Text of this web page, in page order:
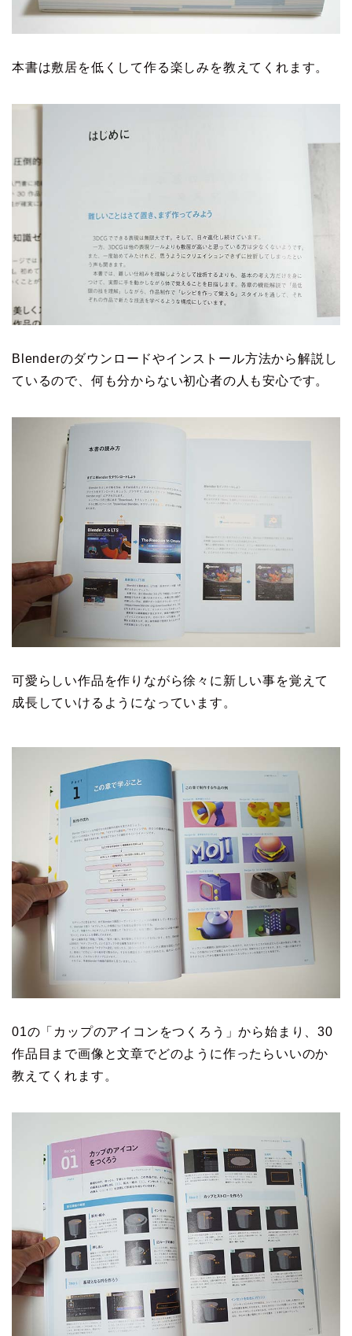
本書は敷居を低くして作る楽しみを教えてくれます。
Blenderのダウンロードやインストール方法から解説し
ているので、何も分からない初心者の人も安心です。
可愛らしい作品を作りながら徐々に新しい事を覚えて
成長していけるようになっています。
01の「カップのアイコンをつくろう」から始まり、30
作品目まで画像と文章でどのように作ったらいいのか
教えてくれます。